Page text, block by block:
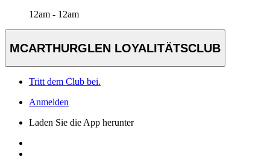
12am - 12am
MCARTHURGLEN LOYALITÄTSCLUB
Tritt dem Club bei.
Anmelden
Laden Sie die App herunter